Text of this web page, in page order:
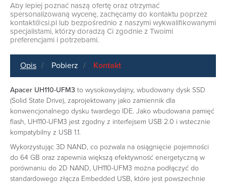
Aby lepiej poznać naszą ofertę oraz otrzymać
spersonalizowaną wycenę, zachęcamy do kontaktu poprzez
kontakt@csi.pl lub bezpośrednio z naszymi wykwalifikowanymi
specjalistami, którzy doradzą Ci zgodnie z Twoimi
preferencjami i potrzebami.
Opis Pobierz Kontakt
Apacer UH110-UFM3 to wysokowydajny, wbudowany dysk SSD
(Solid State Drive), zaprojektowany jako zamiennik dla
konwencjonalnego dysku twardego IDE. Jako wbudowana pamięć
flash, UH110-UFM3 jest zgodny z interfejsem USB 2.0 i wstecznie
kompatybilny z USB 1.1.
Wykorzystując 3D NAND, co pozwala na osiągnięcie pojemności
do 64 GB oraz zapewnia większą efektywność energetyczną w
porównaniu do 2D NAND, UH110-UFM3 można podłączyć do
standardowego złącza Embedded USB, które jest powszechnie